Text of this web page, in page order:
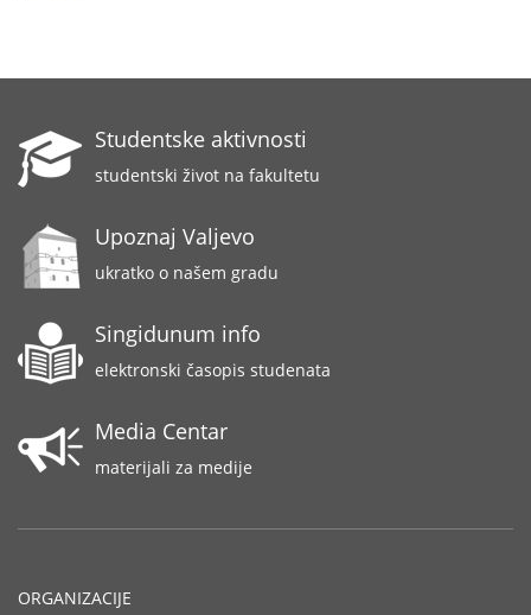
Studentske aktivnosti
studentski život na fakultetu
Upoznaj Valjevo
ukratko o našem gradu
Singidunum info
elektronski časopis studenata
Media Centar
materijali za medije
ORGANIZACIJE